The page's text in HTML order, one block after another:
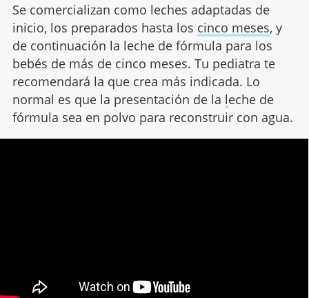
Se comercializan como leches adaptadas de
inicio, los preparados hasta los cinco meses, y
de continuación la leche de fórmula para los
bebés de más de cinco meses. Tu pediatra te
recomendará la que crea más indicada. Lo
normal es que la presentación de la leche de
fórmula sea en polvo para reconstruir con agua.